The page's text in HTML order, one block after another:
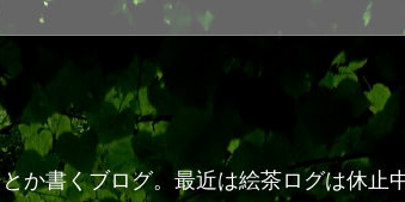
か書くブログ。最近は絵茶ログは休止